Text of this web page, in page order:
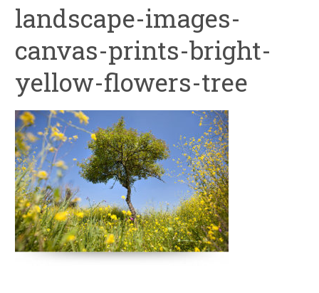
landscape-images-
canvas-prints-bright-
yellow-flowers-tree